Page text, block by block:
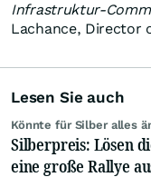
Infrastruktur-
Lachance, Director
Lesen Sie auch
Könnte für Silber alles
Silberpreis: Lösen
eine große Rallye